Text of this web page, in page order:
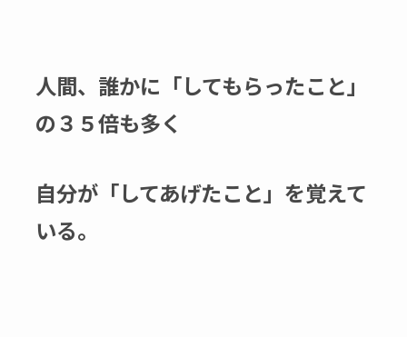
人間、誰かに「してもらったこと」
の３５倍も多く
自分が「してあげたこと」を覚えて
いる。